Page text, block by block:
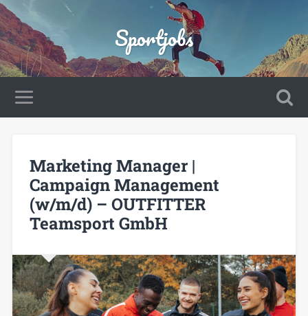
Sportjobs
Marketing Manager |
Campaign Management
(w/m/d) – OUTFITTER
Teamsport GmbH